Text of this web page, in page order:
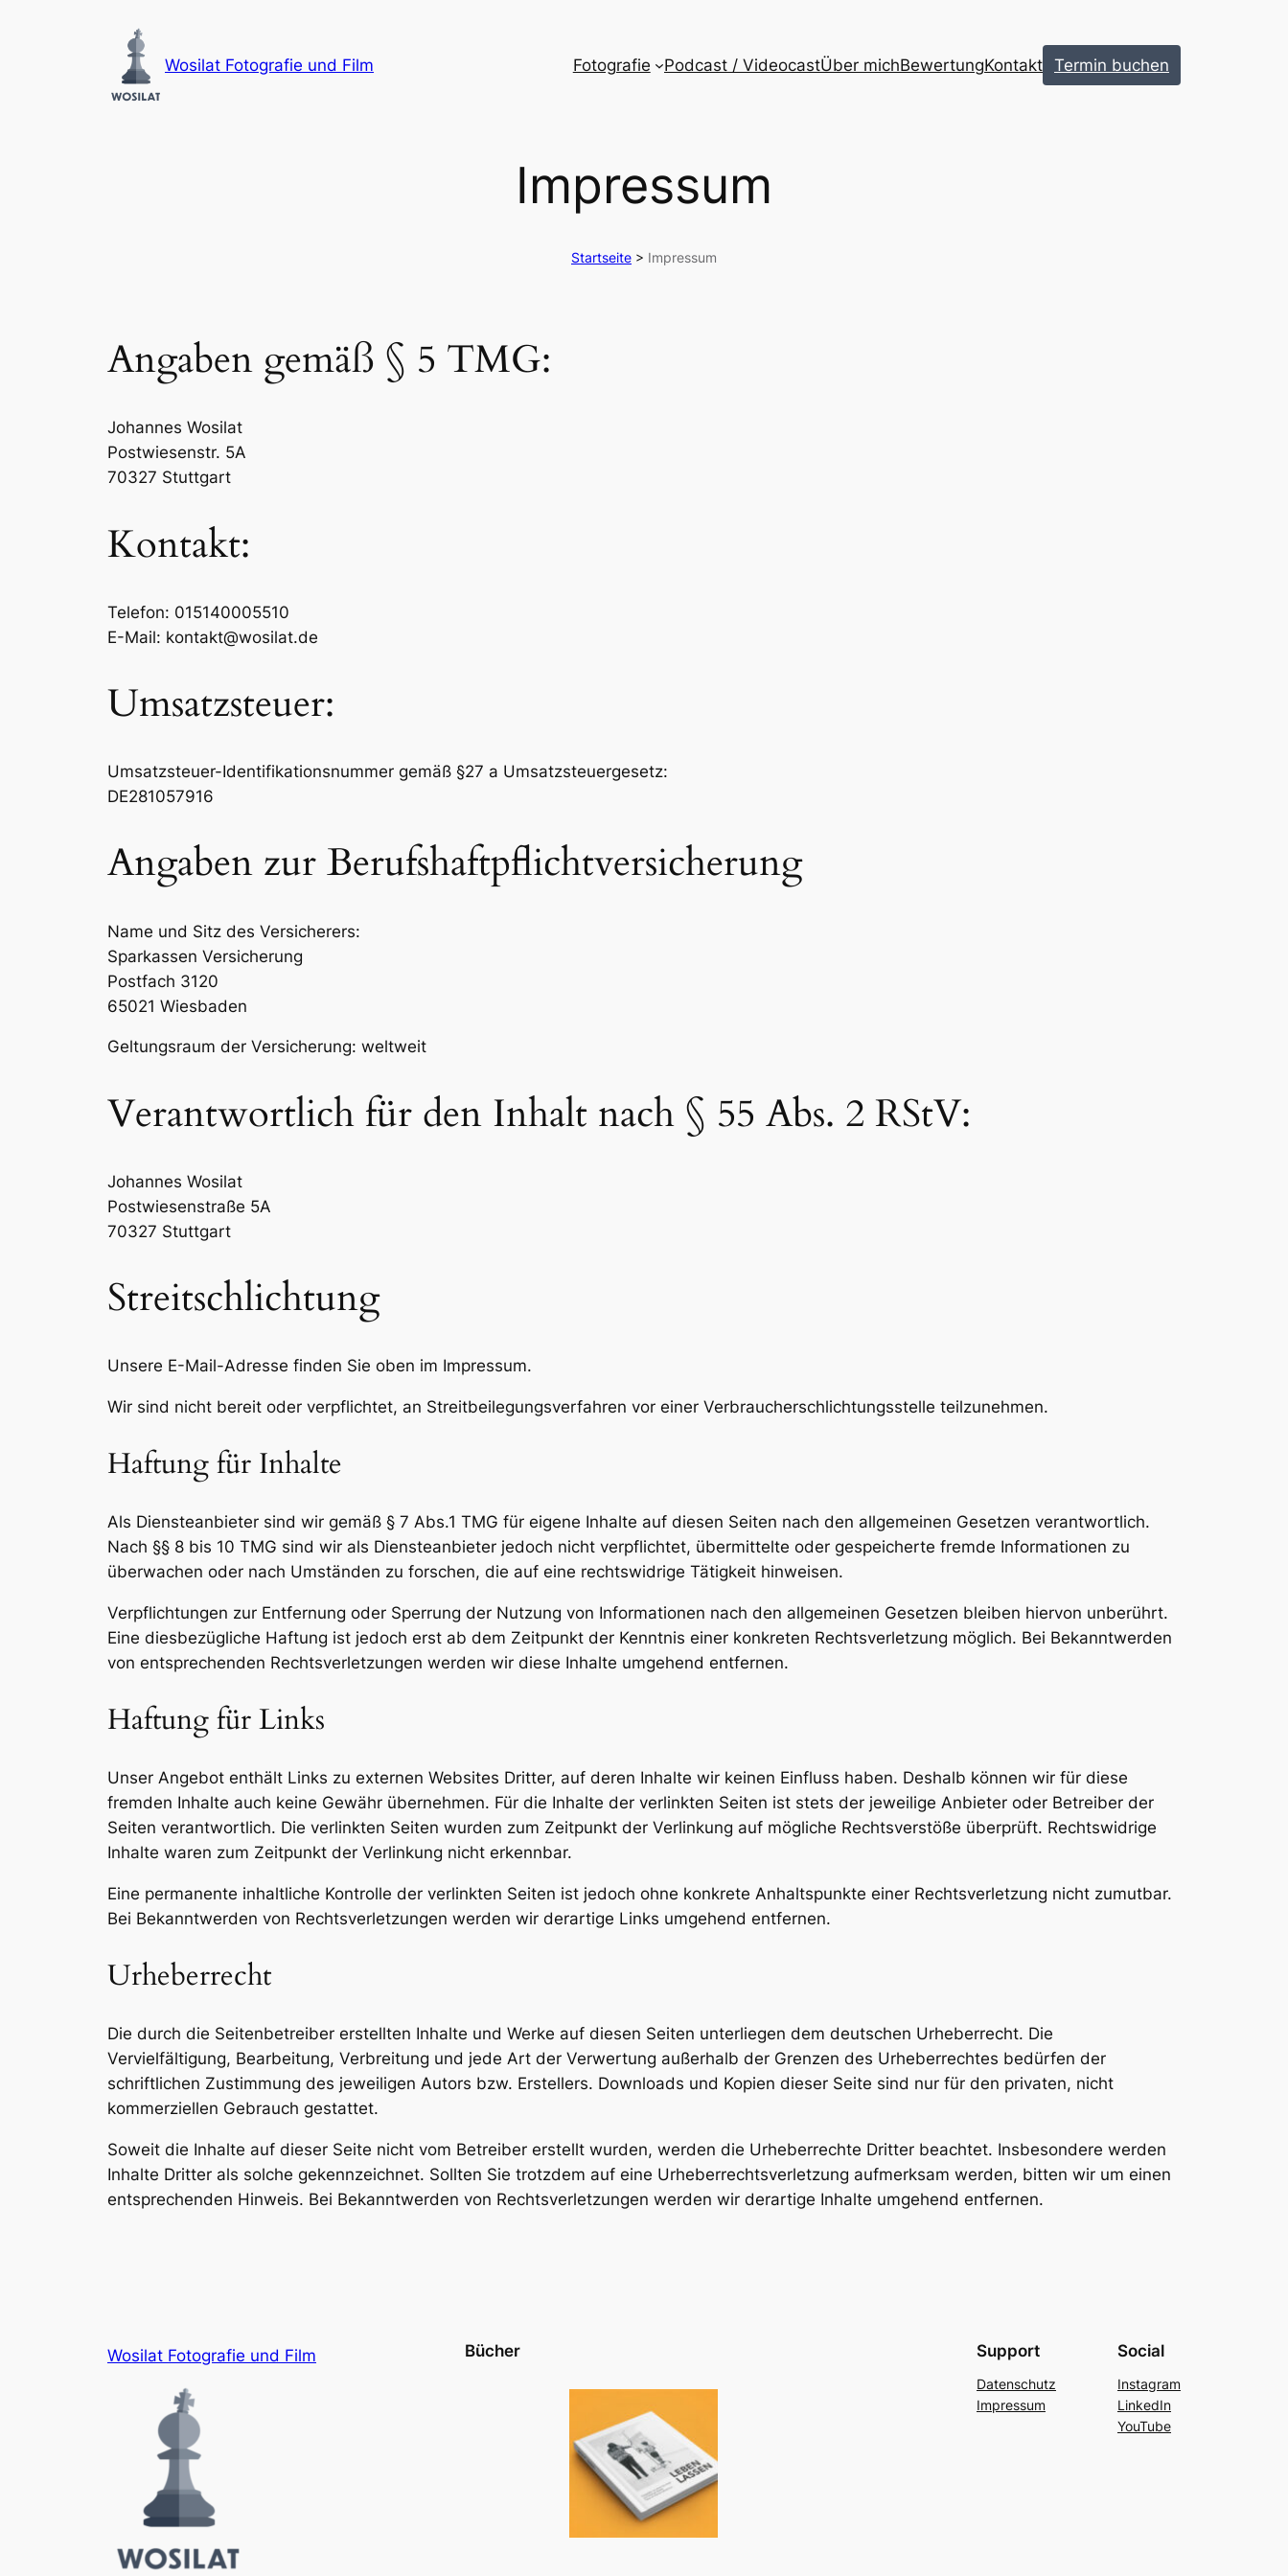
Wosilat Fotografie und Film Fotografie Podcast / VideocastÜber michBewertungKontakt Termin buchen
Impressum
Startseite > Impressum
Angaben gemäß § 5 TMG:
Johannes Wosilat
Postwiesenstr. 5A
70327 Stuttgart
Kontakt:
Telefon: 015140005510
E-Mail: kontakt@wosilat.de
Umsatzsteuer:
Umsatzsteuer-Identifikationsnummer gemäß §27 a Umsatzsteuergesetz:
DE281057916
Angaben zur Berufshaftpflichtversicherung
Name und Sitz des Versicherers:
Sparkassen Versicherung
Postfach 3120
65021 Wiesbaden
Geltungsraum der Versicherung: weltweit
Verantwortlich für den Inhalt nach § 55 Abs. 2 RStV:
Johannes Wosilat
Postwiesenstraße 5A
70327 Stuttgart
Streitschlichtung
Unsere E-Mail-Adresse finden Sie oben im Impressum.
Wir sind nicht bereit oder verpflichtet, an Streitbeilegungsverfahren vor einer Verbraucherschlichtungsstelle teilzunehmen.
Haftung für Inhalte
Als Diensteanbieter sind wir gemäß § 7 Abs.1 TMG für eigene Inhalte auf diesen Seiten nach den allgemeinen Gesetzen verantwortlich.
Nach §§ 8 bis 10 TMG sind wir als Diensteanbieter jedoch nicht verpflichtet, übermittelte oder gespeicherte fremde Informationen zu
überwachen oder nach Umständen zu forschen, die auf eine rechtswidrige Tätigkeit hinweisen.
Verpflichtungen zur Entfernung oder Sperrung der Nutzung von Informationen nach den allgemeinen Gesetzen bleiben hiervon unberührt.
Eine diesbezügliche Haftung ist jedoch erst ab dem Zeitpunkt der Kenntnis einer konkreten Rechtsverletzung möglich. Bei Bekanntwerden
von entsprechenden Rechtsverletzungen werden wir diese Inhalte umgehend entfernen.
Haftung für Links
Unser Angebot enthält Links zu externen Websites Dritter, auf deren Inhalte wir keinen Einfluss haben. Deshalb können wir für diese
fremden Inhalte auch keine Gewähr übernehmen. Für die Inhalte der verlinkten Seiten ist stets der jeweilige Anbieter oder Betreiber der
Seiten verantwortlich. Die verlinkten Seiten wurden zum Zeitpunkt der Verlinkung auf mögliche Rechtsverstöße überprüft. Rechtswidrige
Inhalte waren zum Zeitpunkt der Verlinkung nicht erkennbar.
Eine permanente inhaltliche Kontrolle der verlinkten Seiten ist jedoch ohne konkrete Anhaltspunkte einer Rechtsverletzung nicht zumutbar.
Bei Bekanntwerden von Rechtsverletzungen werden wir derartige Links umgehend entfernen.
Urheberrecht
Die durch die Seitenbetreiber erstellten Inhalte und Werke auf diesen Seiten unterliegen dem deutschen Urheberrecht. Die
Vervielfältigung, Bearbeitung, Verbreitung und jede Art der Verwertung außerhalb der Grenzen des Urheberrechtes bedürfen der
schriftlichen Zustimmung des jeweiligen Autors bzw. Erstellers. Downloads und Kopien dieser Seite sind nur für den privaten, nicht
kommerziellen Gebrauch gestattet.
Soweit die Inhalte auf dieser Seite nicht vom Betreiber erstellt wurden, werden die Urheberrechte Dritter beachtet. Insbesondere werden
Inhalte Dritter als solche gekennzeichnet. Sollten Sie trotzdem auf eine Urheberrechtsverletzung aufmerksam werden, bitten wir um einen
entsprechenden Hinweis. Bei Bekanntwerden von Rechtsverletzungen werden wir derartige Inhalte umgehend entfernen.
Wosilat Fotografie und Film Bücher Support
Datenschutz
Impressum
Social
Instagram
LinkedIn
YouTube